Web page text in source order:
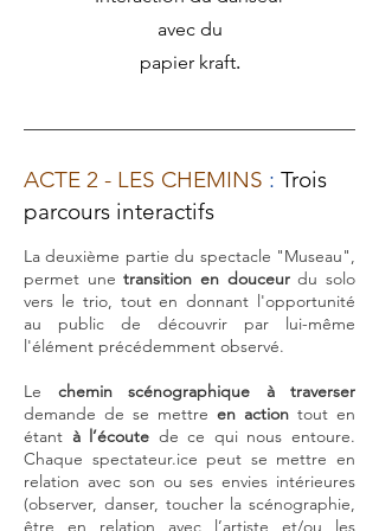
avec du
papier kraft.
ACTE 2 - LES CHEMINS : Trois
parcours interactifs
La deuxième partie du spectacle "Museau",
permet unetransition en douceurdu solo
vers le trio, tout en donnant l'opportunité
au public de découvrir par lui-même
l'élément précédemment observé.
Le chemin scénographique
à traverser
demande de se mettre en action tout en
étant à l’écoute de ce qui nous entoure.
Chaque spectateur.ice peut se mettre en
relation avec son ou ses envies intérieures
(observer, danser, toucher la scénographie,
être en relation avec l’artiste et/ou les